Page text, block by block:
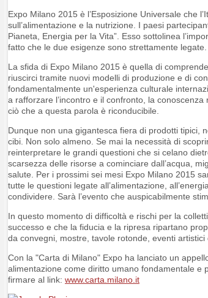
Expo Milano 2015 è l’Esposizione Universale che
sull’alimentazione e la nutrizione. I paesi
Pianeta, Energia per la Vita”. Esso sottolinea
fatto che le due esigenze sono strettamente legate.
La sfida di Expo Milano 2015 è quella di
riuscirci tramite nuovi modelli di produzione e di
fondamentalmente un'esperienza culturale
a rafforzare l’incontro e il confronto, la
ciò che a questa parola è riconducibile.
Dunque non una gigantesca fiera di prodotti tipici,
cibi. Non solo almeno. Se mai la necessità di
reinterpretare le grandi questioni che si celano
scarsezza delle risorse a cominciare dall’acqua,
salute. Per i prossimi sei mesi Expo Milano 2015
tutte le questioni legate all’alimentazione,
condividere. Sarà l’evento che auspicabilmente
In questo momento di difficoltà e rischi per la
successo e che la fiducia e la ripresa ripartano
da convegni, mostre, tavole rotonde, eventi artistici
Con la "Carta di Milano" Expo ha lanciato un
alimentazione come diritto umano fondamentale e
firmare al link: www.carta.milano.it